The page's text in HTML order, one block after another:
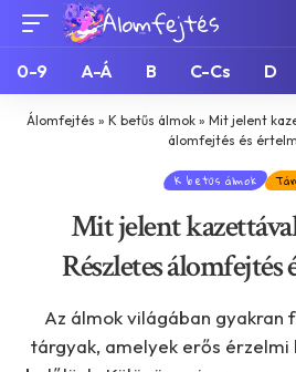
0-9 A-Á B C-Cs D
Álomfejtés » K betűs álmok » Mit jelent
álomfejtés és
K betűs álmok
Mit jelent
Részletes álomfejtés
Az álmok világában gyakran
tárgyak, amelyek erős érzelmi